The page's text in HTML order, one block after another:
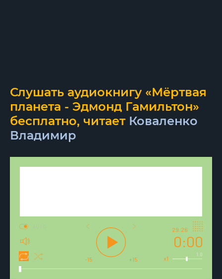
Слушать аудиокнигу «Мёртвая
планета - Эдмонд Гамильтон»
бесплатно, читает Коваленко
Владимир
0:00
29:26
1.0
x1
-15 +15
AUTO